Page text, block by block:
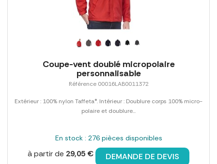
Coupe-vent doublé micropolaire
personnalisable
Référence 00016LAB0011372
Extérieur : 100% nylon Taffeta®. Intérieur : Doublure corps 100% micro-
polaire et doublure...
En stock : 276 pièces disponibles
à partir de 29,05 € DEMANDE DE DEVIS